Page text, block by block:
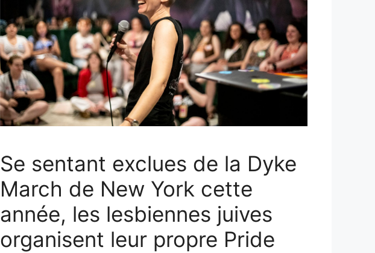
Se sentant exclues de la Dyke
March de New York cette
année, les lesbiennes juives
organisent leur propre Pride